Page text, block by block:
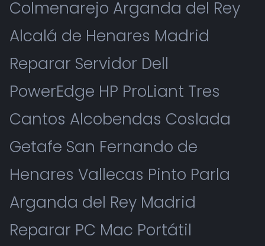
Colmenarejo Arganda del Rey
Alcalá de Henares Madrid
Reparar Servidor Dell
PowerEdge HP ProLiant Tres
Cantos Alcobendas Coslada
Getafe San Fernando de
Henares Vallecas Pinto Parla
Arganda del Rey Madrid
Reparar PC Mac Portátil